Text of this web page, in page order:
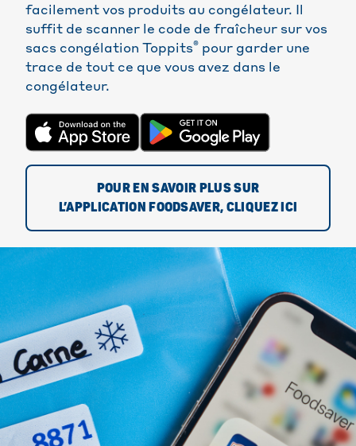
facilement vos produits au congélateur. Il
suffit de scanner le code de fraîcheur sur vos
sacs congélation Toppits® pour garder une
trace de tout ce que vous avez dans le
congélateur.
POUR EN SAVOIR PLUS SUR
L’APPLICATION FOODSAVER, CLIQUEZ ICI